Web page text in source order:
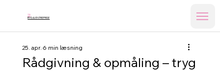
TB
BYG & ENTREPRISE
Rådgivning & opmåling – tryg
25. apr.6 min læsning